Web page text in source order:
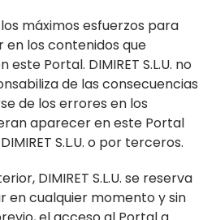
los máximos esfuerzos para
los contenidos que
Portal. DIMIRET S.L.U. no
de las consecuencias
de los errores en los
aparecer en este Portal
S.L.U. o por terceros.
DIMIRET S.L.U. se reserva
en cualquier momento y sin